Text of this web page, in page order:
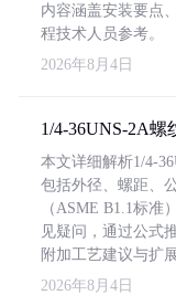
内容涵盖安装要点
程技术人员参考。
2026年8月4日
1/4-36UNS-2A螺
本文详细解析1/4-
包括外径、螺距、
（ASME B1.1标准
见疑问，通过公式
附加工艺建议与扩
2026年8月4日